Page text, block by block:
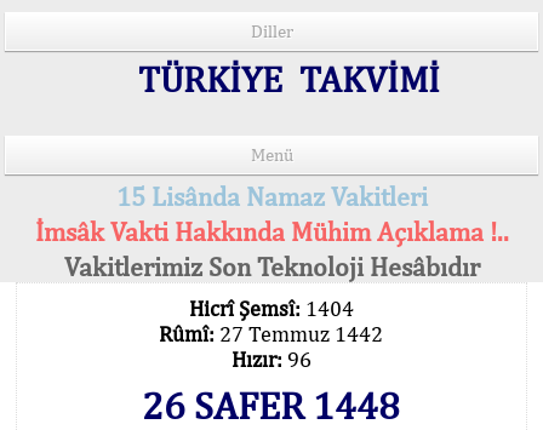
Diller
TÜRKİYE TAKVİMİ
Menü
15 Lisânda Namaz Vakitleri
İmsâk Vakti Hakkında Mühim Açıklama !..
Vakitlerimiz Son Teknoloji Hesâbıdır
Hicrî Şemsî: 1404
Rûmî: 27 Temmuz 1442
Hızır: 96
26 SAFER 1448